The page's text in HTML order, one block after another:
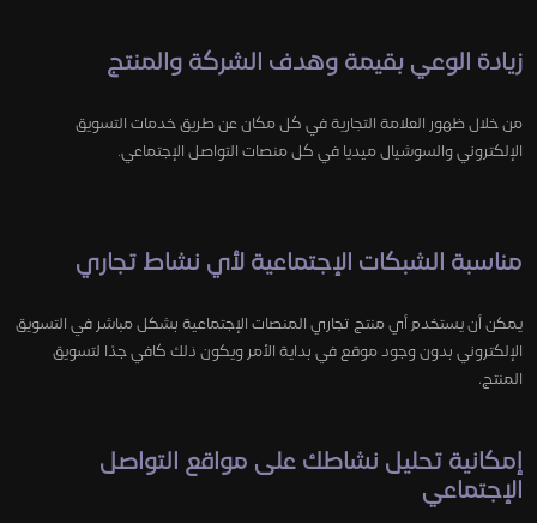
زيادة الوعي بقيمة وهدف الشركة والمنتج
من خلال ظهور العلامة التجارية في كل مكان عن طريق خدمات التسويق
الإلكتروني والسوشيال ميديا في كل منصات التواصل الإجتماعي.
مناسبة الشبكات الإجتماعية لأي نشاط تجاري
يمكن أن يستخدم أي منتج تجاري المنصات الإجتماعية بشكل مباشر في التسويق
الإلكتروني بدون وجود موقع في بداية الأمر ويكون ذلك كافي جدًا لتسويق
المنتج.
إمكانية تحليل نشاطك على مواقع التواصل
الإجتماعي